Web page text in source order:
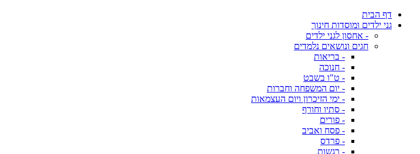
דף הבית
גני ילדים ומוסדות חינוך
- אחסון לגני ילדים
חגים ונושאים נלמדים
- בריאות
- חנוכה
- ט"ו בשבט
- יום המשפחה וחברות
- ימי הזיכרון ויום העצמאות
- סתיו וחורף
- פורים
- פסח ואביב
- פרדס
- רגשות